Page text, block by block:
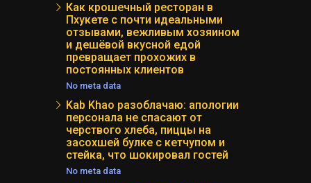
Как крошечный ресторан в
Пхукете с почти идеальными
отзывами, вежливым хозяином
и дешёвой вкусной едой
превращает прохожих в
постоянных клиентов
No meta data
Kab Khao разоблачаю: апологии
персонала не спасают от
черствого хлеба, пиццы на
засохшей булке с кетчупом и
стейка, что шокировал гостей
No meta data